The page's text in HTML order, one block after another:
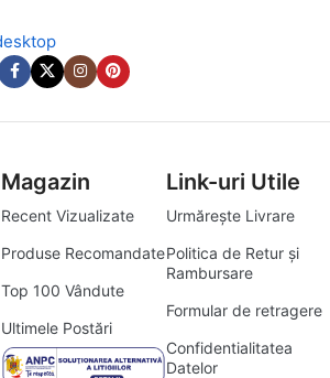
Magazin
Recent Vizualizate
Produse Recomandate
Top 100 Vândute
Ultimele Postări
Link-uri Utile
Urmărește Livrare
Politica de Retur și
Rambursare
Formular de retragere
Confidentialitatea
Datelor